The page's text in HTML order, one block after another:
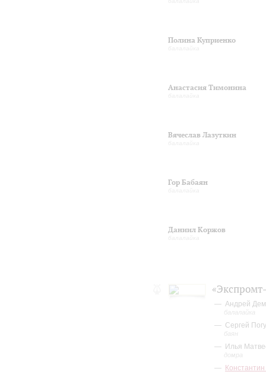
Полина Куприенко
Анастасия Тимонина
Вячеслав Лазуткин
Гор Бабаян
Даниил Коржов
Андрей
балалайка
Сергей
баян
Илья
домра